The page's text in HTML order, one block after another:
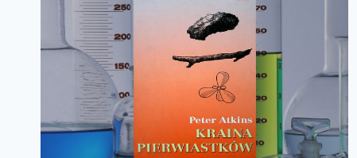
OŚWIETLIŁ
DROGĘ
KOBIETOM
W
ŚWIECIE
NAUKI
–
PREMIERA
PATRONATU